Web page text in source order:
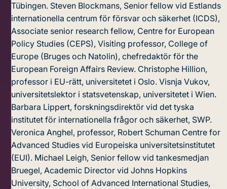
Tübingen. Steven Blockmans, Senior fellow vid Estlands
internationella centrum för försvar och säkerhet (ICDS),
Associate senior research fellow, Centre for European
Policy Studies (CEPS), Visiting professor, College of
Europe (Bruges och Natolin), chefredaktör för the
European Foreign Affairs Review. Christophe Hillion,
professor i EU-rätt, universitetet i Oslo. Visnja Vukov,
universitetslektor i statsvetenskap, universitetet i Wien.
Barbara Lippert, forskningsdirektör vid det tyska
institutet för internationella frågor och säkerhet, SWP.
Veronica Anghel, professor, Robert Schuman Centre for
Advanced Studies vid Europeiska universitetsinstitutet
(EUI). Michael Leigh, Senior fellow vid tankesmedjan
Bruegel, Academic Director vid Johns Hopkins
University, School of Advanced International Studies,